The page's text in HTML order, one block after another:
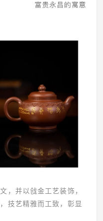
，并以戗金工艺装饰，
技艺精雅而工致，彰显